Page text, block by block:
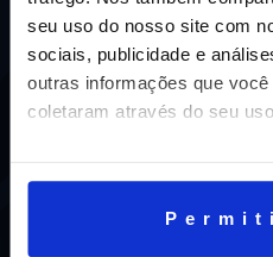
seu uso do nosso site com
sociais, publicidade e
outras informações que
coletaram através do seu
compromisso de oferecer aos